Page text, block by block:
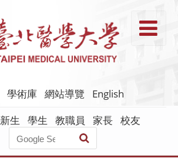
學術庫 網站導覽
English
新生 學生 教職員 家長 校友